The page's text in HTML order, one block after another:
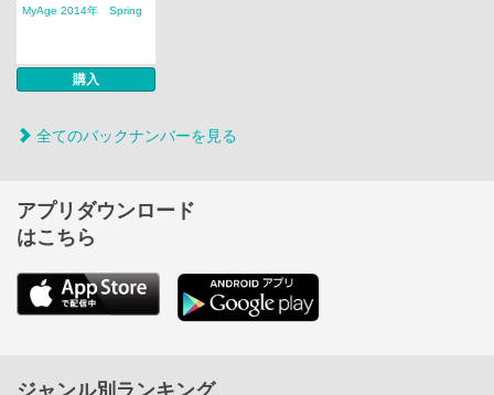
MyAge 2014年 Spring
購入
全てのバックナンバーを見る
アプリダウンロード
はこちら